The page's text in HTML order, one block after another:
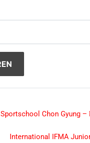
Sportschool Chon Gyung
International IFMA